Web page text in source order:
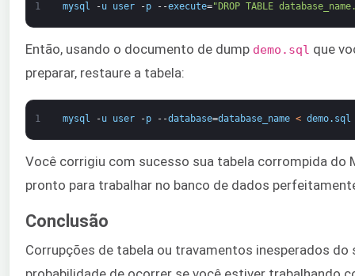
1 mysql -u user -p --execute="DROP TABLE
Então, usando o documento de dump demo.sql que
preparar, restaure a tabela:
1 mysql -u user -p --database=database_name < demo. sql
Você corrigiu com sucesso sua tabela corrompida do
pronto para trabalhar no banco de dados
Conclusão
Corrupções de tabela ou travamentos inesperados